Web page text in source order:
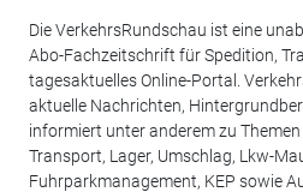
Die VerkehrsRundschau ist eine
Abo-Fachzeitschrift für Spedition,
tagesaktuelles Online-Portal.
aktuelle Nachrichten,
informiert unter anderem zu
Transport, Lager, Umschlag, Lkw-
Fuhrparkmanagement, KEP sowie